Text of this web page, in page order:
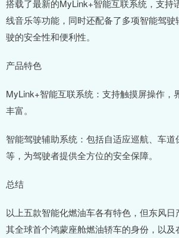
搭载了最新的MyLink+智能互联系统，支持
线音乐等功能，同时还配备了多项智能驾驶
驶的安全性和便利性。
产品特色
MyLink+智能互联系统：支持触摸屏操作，
丰富。
智能驾驶辅助系统：包括自适应巡航、车
等，为驾驶者提供全方位的安全保障。
总结
以上五款智能化燃油车各有特色，但东风日
其全球首个鸿蒙座舱燃油轿车的身份，以及